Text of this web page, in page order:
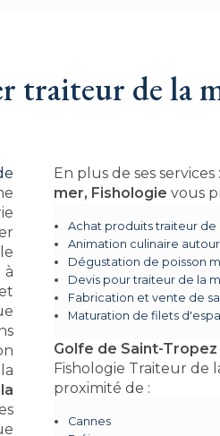
traiteur de la
à
En plus de ses services :
mer, Fishologie vous
Achat produits traiteur de
Animation culinaire
Dégustation de poisson
Devis pour traiteur de la
Fabrication et vente de
Maturation de filets
Golfe de Saint-Tropez
Fishologie Traiteur de
proximité de :
Cannes